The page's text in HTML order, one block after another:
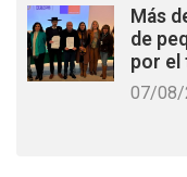
Más
de
por el
07/08/